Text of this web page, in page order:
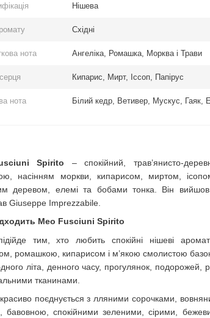
430 грн Купити
Нішева
Східні
нота Ангеліка, Ромашка, Морква і Трави
Кипарис, Мирт, Іссоп, Папірус
нота Білий кедр, Ветивер, Мускус, Гаяк,
Spirito – спокійний, трав’янисто-
насінням моркви, кипарисом, миртом,
деревом, елемі та бобами тонка. Він
Giuseppe Imprezzabile.
Meo Fusciuni Spirito
тим, хто любить спокійні нішеві
ромашкою, кипарисом і м’якою смолистою
літа, денного часу, прогулянок, подорожей,
тканинами.
поєднується з лляними сорочками,
спокійними зеленими, сірими,